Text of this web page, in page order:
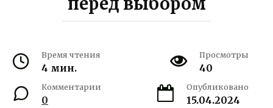
Время чтения
4 мин.
Просмотры
40
Комментарии
0
Опубликовано
15.04.2024